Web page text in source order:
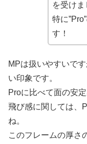
を受けま
特に
す！
MPは扱いやすいで
い印象です。
Proに比べて面の安
飛び感に関しては、
ね。
このフレームの厚さ